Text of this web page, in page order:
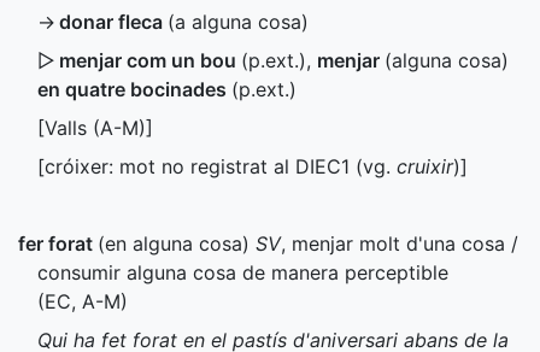
→ donar fleca (a alguna cosa)
▷ menjar com un bou (p.ext.), menjar (alguna cosa)
en quatre bocinades (p.ext.)
[Valls (A-M)]
[cróixer: mot no registrat al DIEC1 (vg. cruixir)]
fer forat (en alguna cosa) SV, menjar molt d'una cosa /
consumir alguna cosa de manera perceptible
(EC, A-M)
Qui ha fet forat en el pastís d'aniversari abans de la